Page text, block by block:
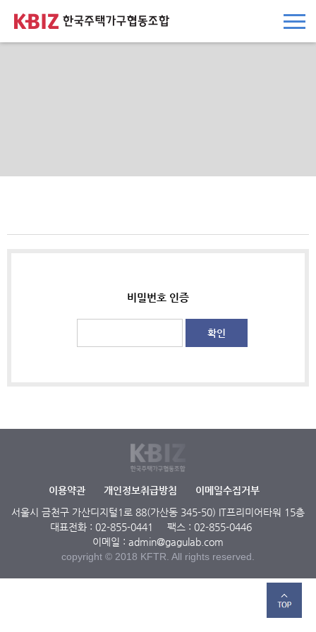
비밀번호 인증
확인
이용약관 개인정보취급방침
이메일수집거부
서울시 금천구 가산디지털1로 88(가산동 345-50) IT프리미어타워 15층
대표전화 : 02-855-0441
팩스 : 02-855-0446
이메일 : admin@gagulab.com
copyright © 2018 KFTR. All rights reserved.